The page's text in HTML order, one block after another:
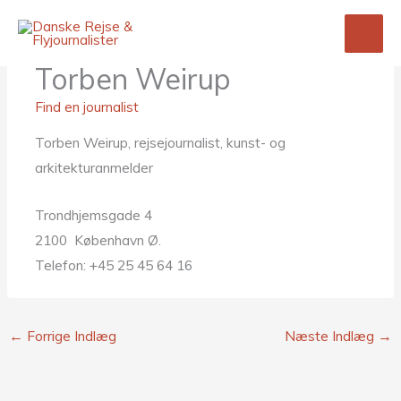
Torben Weirup
Find en journalist
Torben Weirup, rejsejournalist, kunst- og
arkitekturanmelder
Trondhjemsgade 4
2100 København Ø.
Telefon: +45 25 45 64 16
← Forrige Indlæg Næste Indlæg →